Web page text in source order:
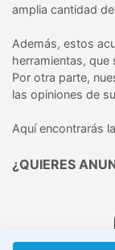
amplia cantidad
Además, estos
herramientas, que
Por otra parte,
las opiniones de
Aquí encontrarás
¿QUIERES